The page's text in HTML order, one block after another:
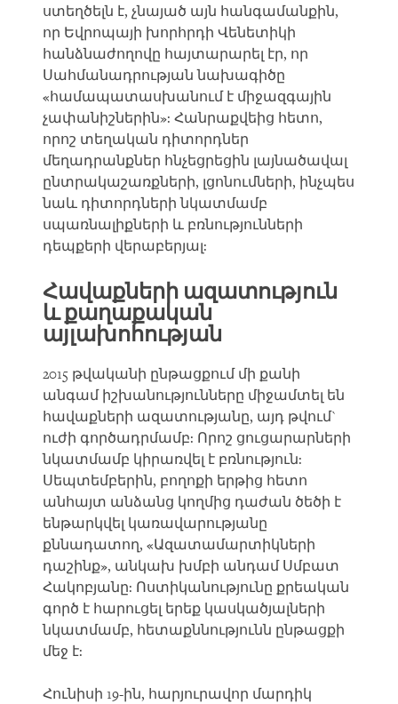
ստեղծելն է, չնայած այն հանգամանքին,
որ Եվրոպայի խորհրդի Վենետիկի
հանձնաժողովը հայտարարել էր, որ
Սահմանադրության նախագիծը
«համապատասխանում է միջազգային
չափանիշներին»: Հանրաքվեից հետո,
որոշ տեղական դիտորդներ
մեղադրանքներ հնչեցրեցին լայնածավալ
ընտրակաշառքների, լցոնումների, ինչպես
նաև դիտորդների նկատմամբ
սպառնալիքների և բռնությունների
դեպքերի վերաբերյալ:
Հավաքների ազատություն
և քաղաքական
այլախոհության
2015 թվականի ընթացքում մի քանի
անգամ իշխանությունները միջամտել են
հավաքների ազատությանը, այդ թվում`
ուժի գործադրմամբ: Որոշ ցուցարարների
նկատմամբ կիրառվել է բռնություն:
Սեպտեմբերին, բողոքի երթից հետո
անհայտ անձանց կողմից դաժան ծեծի է
ենթարկվել կառավարությանը
քննադատող, «Ազատամարտիկների
դաշինք», անկախ խմբի անդամ Սմբատ
Հակոբյանը: Ոստիկանությունը քրեական
գործ է հարուցել երեք կասկածյալների
նկատմամբ, հետաքննությունն ընթացքի
մեջ է:
Հունիսի 19-ին, հարյուրավոր մարդիկ